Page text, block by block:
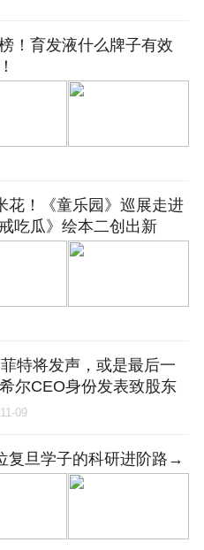
！育发液什么牌子有效
花！《童乐园》巡展走进
吃瓜》绘本二创出新
特将发声，或是最后一
尔CEO身份发表致股东
11-09
复旦学子的科研进阶路→